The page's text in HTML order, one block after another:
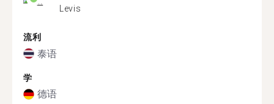
Levis
流利
泰语
学
德语